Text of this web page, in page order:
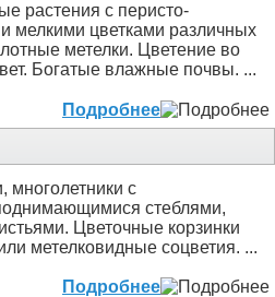
растения с перисто-
мелкими цветками различных
метелки. Цветение во
Богатые влажные почвы. ...
Подробнее
многолетники с
стеблями,
Цветочные корзинки
метелковидные соцветия. ...
Подробнее